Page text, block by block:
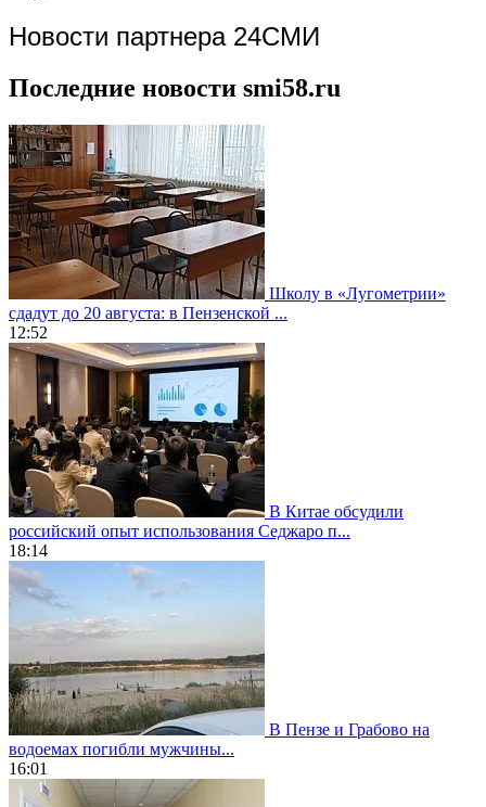
Новости партнера 24СМИ
Последние новости smi58.ru
Школу в «Лугометрии»
сдадут до 20 августа: в Пензенской ...
12:52
В Китае обсудили
российский опыт использования Седжаро п...
18:14
В Пензе и Грабово на
водоемах погибли мужчины...
16:01